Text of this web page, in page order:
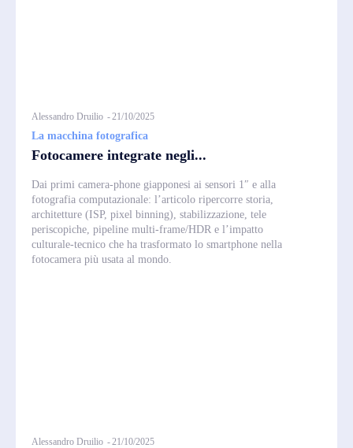
Alessandro Druilio -21/10/2025
La macchina fotografica
Fotocamere integrate negli...
Dai primi camera‑phone giapponesi ai sensori 1″ e alla
fotografia computazionale: l’articolo ripercorre storia,
architetture (ISP, pixel binning), stabilizzazione, tele
periscopiche, pipeline multi‑frame/HDR e l’impatto
culturale‑tecnico che ha trasformato lo smartphone nella
fotocamera più usata al mondo.
Alessandro Druilio -21/10/2025